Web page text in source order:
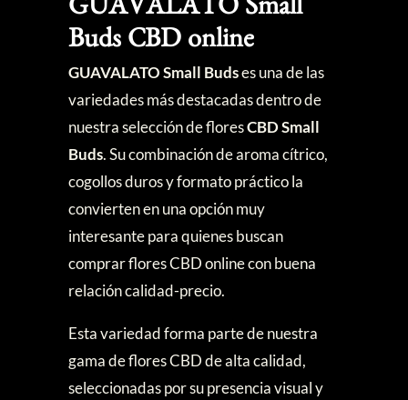
GUAVALATO Small
Buds CBD online
GUAVALATO Small Budses una de las
variedades más destacadas dentro de
nuestra selección de floresCBD Small
Buds. Su combinación de aroma cítrico,
cogollos duros y formato práctico la
convierten en una opción muy
interesante para quienes buscan
comprar flores CBD online con buena
relación calidad-precio.
Esta variedad forma parte de nuestra
gama de flores CBD de alta calidad,
seleccionadas por su presencia visual y